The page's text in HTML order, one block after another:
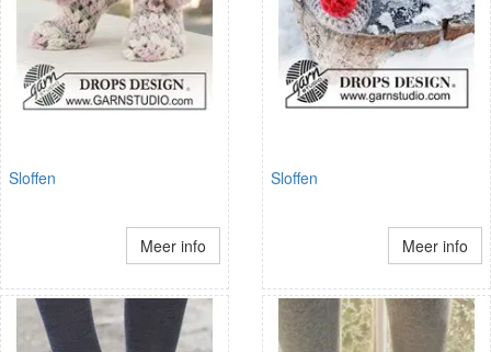
Sloffen
Meer info
Sloffen
Meer info